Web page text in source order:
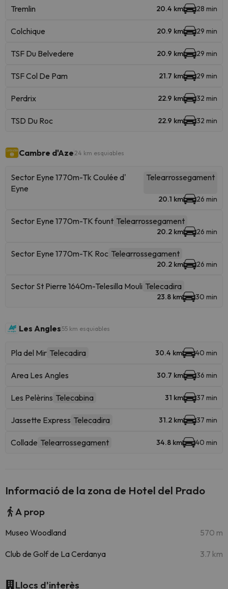
Tremlin 20.4 km 28 min
Colchique 20.9 km 29 min
TSF Du Belvedere 20.9 km 29 min
TSF Col De Pam 21.7 km 29 min
Perdrix 22.9 km 32 min
TSD Du Roc 22.9 km 32 min
Cambre d'Aze 24 km esquiables
Sector Eyne 1770m-Tk Coulée d'
Eyne
Telearrossegament
20.1 km 26 min
Sector Eyne 1770m-TK fount Telearrossegament
20.2 km 26 min
Sector Eyne 1770m-TK Roc Telearrossegament
20.2 km 26 min
Sector St Pierre 1640m-Telesilla Mouli Telecadira
23.8 km 30 min
Les Angles 55 km esquiables
Pla del Mir Telecadira 30.4 km 40 min
Area Les Angles 30.7 km 36 min
Les Pelèrins Telecabina 31 km 37 min
Jassette Express Telecadira 31.2 km 37 min
Collade Telearrossegament 34.8 km 40 min
Informació de la zona de Hotel del Prado
A prop
Museo Woodland 570 m
Club de Golf de La Cerdanya 3.7 km
Llocs d'interès